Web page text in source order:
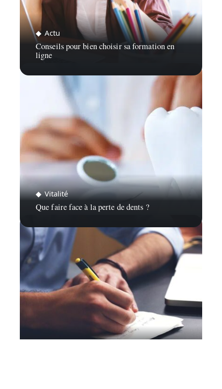
Actu
Conseils pour bien choisir sa formation en
ligne
Vitalité
Que faire face à la perte de dents ?